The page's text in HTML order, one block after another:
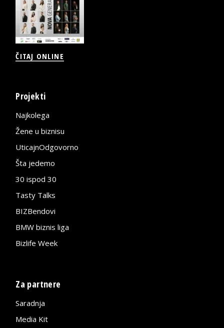
ČITAJ ONLINE
Projekti
Najkolega
Žene u biznisu
UticajnOdgovorno
Šta jedemo
30 ispod 30
Tasty Talks
BIZBendovi
BMW biznis liga
Bizlife Week
Za partnere
Saradnja
Media Kit